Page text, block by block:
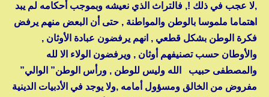
,لا عجب في ذلك !, فالتراث الذي نعيشه وبموجب أحكامه لم يبد
اهتماما ملموسا بالوطن والمواطنة , حتى أن البعض منهم يرفض
فكرة الوطن بشكل قطعي , انهم يرفضون عبادة الأوثان ,
والأوطان حسب تصنيفهم أوثان , ويرفضون الولاء الا لله
والمصطفى حبيب الله وليس للوطن , ورأس الوطن” الوالي”
مفروض من الخالق ومسؤول أمامه ,ولا يوجد في الأدبيات الدينية